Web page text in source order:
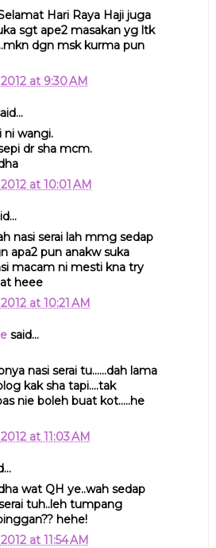
Hari Raya Haji juga
sgt ape2 masakan yg ltk
dgn msk kurma pun
at 9:30 AM
ni wangi.
dr sha mcm.
at 10:01 AM
nasi serai lah mmg sedap
apa2 pun anakw suka
macam ni mesti kna try
heee
at 10:21 AM
said...
nasi serai tu......dah lama
kak sha tapi....tak
nie boleh buat kot.....he
at 11:03 AM
wat QH ye..wah sedap
tuh..leh tumpang
hehe!
at 11:54 AM